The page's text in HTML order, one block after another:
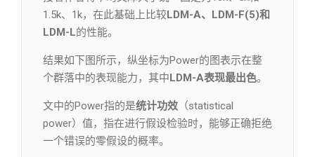
1.5k、1k，在此基础上比较LDM-A、LDM-F(5)和
LDM-L的性能。
结果如下图所示，纵坐标为Power的图表示在整
个群落中的表现能力，其中LDM-A表现最出色。
文中的Power指的是统计功效 （statistical
power）值，指在进行假设检验时，能够正确拒绝
一个错误的零假设的概率。